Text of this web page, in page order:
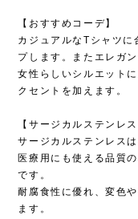
【おすすめコーデ】
カジュアルなTシャツに
プします。またエレガ
女性らしいシルエット
クセントを加えます。
【サージカルステンレ
サージカルステンレス
医療用にも使える品質
です。
耐腐食性に優れ、変色
ます。